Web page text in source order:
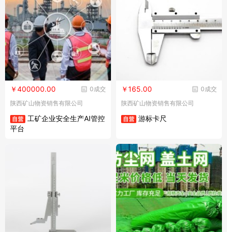
0成交
￥400000.00
陕西矿山物资销售有限公司
工矿企业安全生产AI管控
平台
0成交
￥165.00
陕西矿山物资销售有限公司
游标卡尺